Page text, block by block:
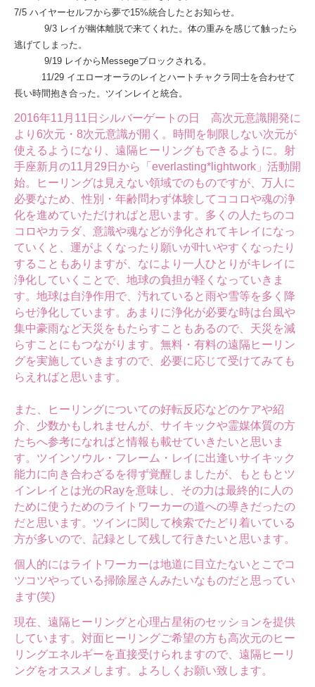
7/5 ハイヤーセルフから夢で15%統合したとお知らせ。
9/3 レイが幽体離脱で来てくれた。体の重みを感じて触ったら
逃げてしまった。
9/19 レイからMessegeブロックされる。
11/29 イエローオーラのレイとハートチャクラ同士を合わせて
長い時間抱き合った。ツインレイと統合。
2016年11月11日シルバーゲートの日 高次元意識開発に
より6次元・8次元意識が開く。時間を制限しない次元が
使えるようになり、遠隔ヒーリングもできるように。射
手座新月の11月29日から「everlasting*lightwork」活動開
始。ヒーリングは見えない領域でのものですが、万人に
必要なため、性別・年齢問わず体験してココロや魂の浄
化を進めていただければと思います。多くの人たちのコ
コロやカラダ、意識や魂などが浄化されてキレイになっ
ていくと、運がよくなったり願いが叶いやすくなったり
することもありますが、なにより一人ひとりがキレイに
浄化していくことで、地球の負担が軽くなっていきま
す。地球は自浄作用で、汚れていると雨や雪等を多く降
らせ浄化しています。あまりに浄化が必要な時は台風や
集中豪雨など天災をもたらすこともあるので、天災を減
らすことにもつながります。無料・有料の遠隔ヒーリン
グを実施していきますので、必要に応じて受けてみても
らえればと思います。
また、ヒーリングについての好転反応などのケアや紹
介、少数かもしれませんが、サイキックや霊媒体質の方
たちへ参考になればと情報も載せていきたいと思いま
す。ツインソウル・フレーム・レイに出逢いサイキック
能力に向き合わざるを得ず覚醒しましたが、もともとツ
インレイとは光のRayを意味し、その力は最終的に人の
ために使うためのライトワーカーの道への導きだったの
だと思います。ツインに関して検索でたどり着いている
方が多いので、記録として残して行きたいと思います。
個人的にはライトワーカーは地道に目立たないとこでコ
ツコツやっている掃除屋さんみたいなものだと思ってい
ます(笑)
現在、遠隔ヒーリングと心理占星術のセッションを提供
しています。対面ヒーリングご希望の方も高次元のヒー
リングエネルギーを直接受けられますので、遠隔ヒーリ
ングをオススメします。よろしくお願い致します。